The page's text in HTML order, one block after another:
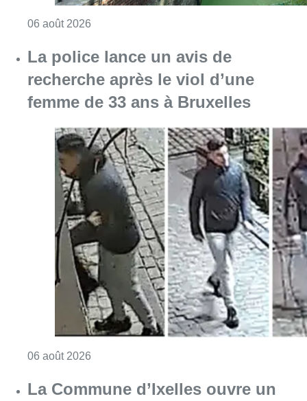
06 août 2026
La police lance un avis de
recherche après le viol d’une
femme de 33 ans à Bruxelles
06 août 2026
La Commune d’Ixelles ouvre un